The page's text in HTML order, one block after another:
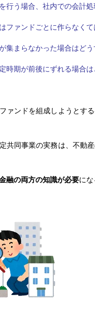
行う場合、社内での会計
ファンドごとに作らなくて
集まらなかった場合はどう
時期が前後にずれる場合
ァンドを組成しようとす
共同事業の実務は、不動
融の両方の知識が必要に